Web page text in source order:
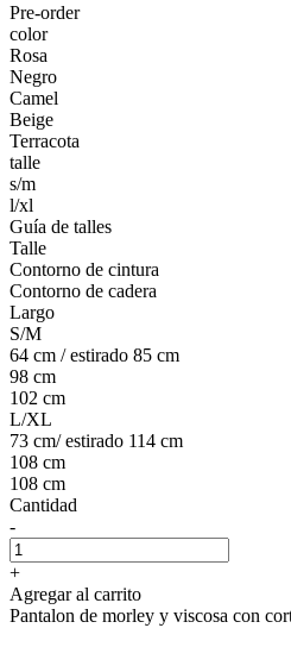
Pre-order
color
Rosa
Negro
Camel
Beige
Terracota
talle
s/m
l/xl
Guía de talles
Talle
Contorno de cintura
Contorno de cadera
Largo
S/M
64 cm / estirado 85 cm
98 cm
102 cm
L/XL
73 cm/ estirado 114 cm
108 cm
108 cm
Cantidad
-
+
Agregar al carrito
Pantalon de morley y viscosa con